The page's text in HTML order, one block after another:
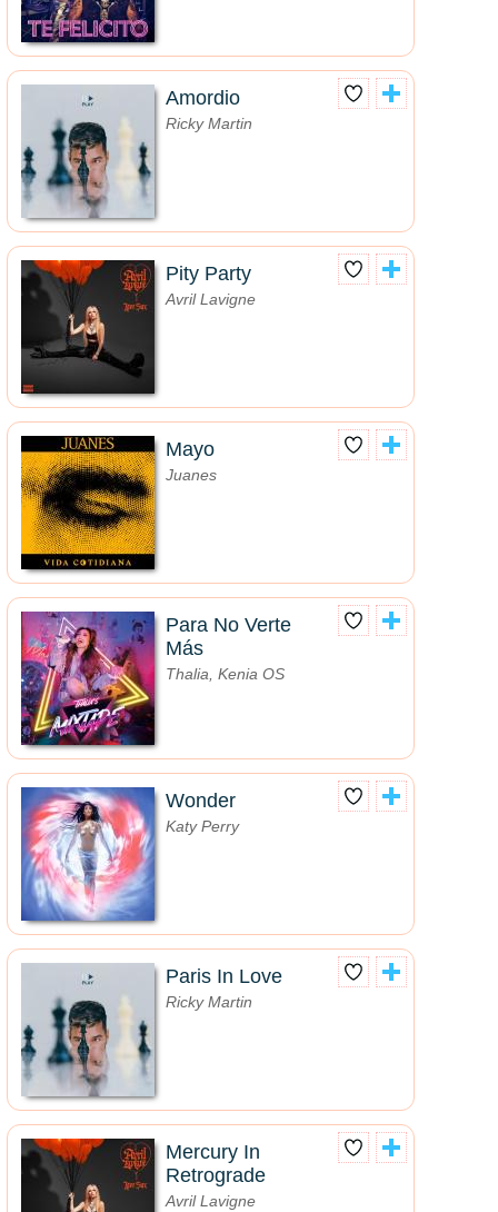
Amordio
Ricky Martin
Pity Party
Avril Lavigne
Mayo
Juanes
Para No Verte
Más
Thalia, Kenia OS
Wonder
Katy Perry
Paris In Love
Ricky Martin
Mercury In
Retrograde
Avril Lavigne